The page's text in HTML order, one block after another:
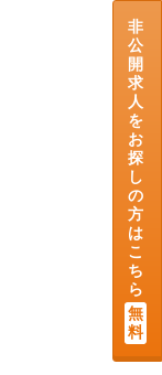
非
公
開
求
人
を
お
探
し
の
方
は
こ
ち
ら
無
料